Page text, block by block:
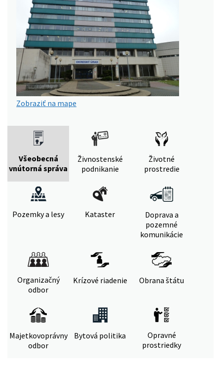
Zobraziť na mape
Všeobecná
vnútorná správa
Živnostenské
podnikanie
Životné
prostredie
Pozemky a lesy Kataster
Doprava a
pozemné
komunikácie
Organizačný
odbor
Krízové riadenie Obrana štátu
Majetkovoprávny
odbor
Bytová politika
Opravné
prostriedky